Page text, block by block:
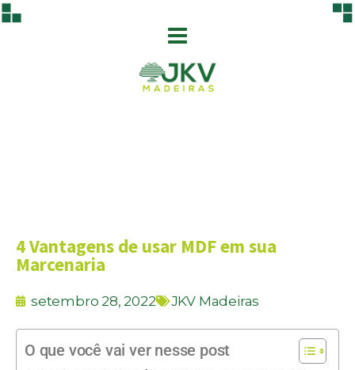
4 Vantagens de usar MDF em sua
Marcenaria
setembro 28, 2022 JKV Madeiras
O que você vai ver nesse post